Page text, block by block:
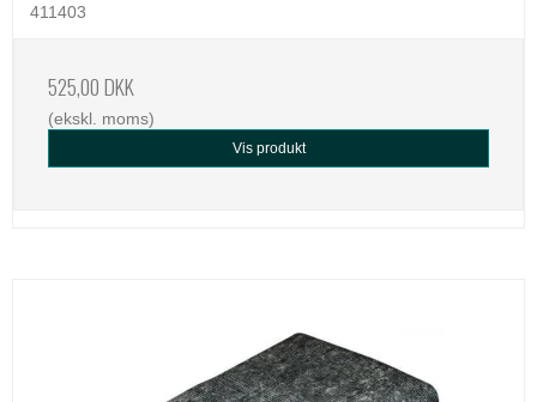
411403
525,00 DKK
(ekskl. moms)
Vis produkt